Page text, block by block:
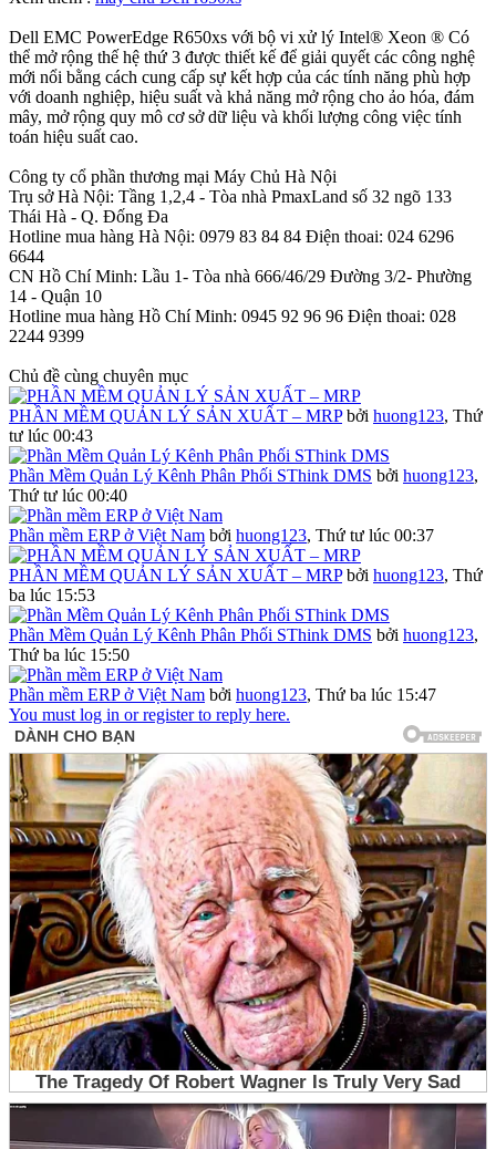
Dell EMC PowerEdge R650xs với bộ vi xử lý Intel® Xeon ® Có
thể mở rộng thế hệ thứ 3 được thiết kế để giải quyết các công nghệ
mới nổi bằng cách cung cấp sự kết hợp của các tính năng phù hợp
với doanh nghiệp, hiệu suất và khả năng mở rộng cho ảo hóa, đám
mây, mở rộng quy mô cơ sở dữ liệu và khối lượng công việc tính
toán hiệu suất cao.
Công ty cổ phần thương mại Máy Chủ Hà Nội
Trụ sở Hà Nội: Tầng 1,2,4 - Tòa nhà PmaxLand số 32 ngõ 133
Thái Hà - Q. Đống Đa
Hotline mua hàng Hà Nội: 0979 83 84 84 Điện thoai: 024 6296
6644
CN Hồ Chí Minh: Lầu 1- Tòa nhà 666/46/29 Đường 3/2- Phường
14 - Quận 10
Hotline mua hàng Hồ Chí Minh: 0945 92 96 96 Điện thoai: 028
2244 9399
Chủ đề cùng chuyên mục
PHẦN MỀM QUẢN LÝ SẢN XUẤT – MRP bởi huong123, Thứ
tư lúc 00:43
Phần Mềm Quản Lý Kênh Phân Phối SThink DMS bởi huong123,
Thứ tư lúc 00:40
Phần mềm ERP ở Việt Nam bởi huong123, Thứ tư lúc 00:37
PHẦN MỀM QUẢN LÝ SẢN XUẤT – MRP bởi huong123, Thứ
ba lúc 15:53
Phần Mềm Quản Lý Kênh Phân Phối SThink DMS bởi huong123,
Thứ ba lúc 15:50
Phần mềm ERP ở Việt Nam bởi huong123, Thứ ba lúc 15:47
You must log in or register to reply here.